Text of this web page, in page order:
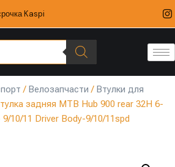
Kaspi
/ Велозапчасти / Втулки для
задняя MTB Hub 900 rear 32H 6-
10/11 Driver Body-9/10/11spd